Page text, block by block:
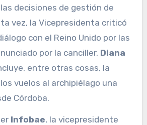
decisiones de gestión de
vez, la Vicepresidenta criticó
con el Reino Unido por las
por la canciller, Diana
entre otras cosas, la
vuelos al archipiélago una
Córdoba.
Infobae, la vicepresidente